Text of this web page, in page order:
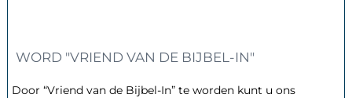
WORD "VRIEND VAN DE BIJBEL-IN"
Door “Vriend van de Bijbel-In” te worden kunt u ons